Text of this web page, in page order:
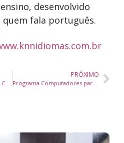
desenvolvido
fala português.
Inglês será idioma oficial da COP30 em Belém e deve gerar corrida por cursos intensivos
PRÓXIMO
Programa Computadores para a Inclusão do Ministério das Comunicações conquista Prêmio CONIP 2025 em Brasília